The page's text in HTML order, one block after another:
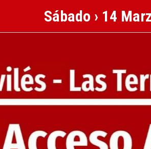
Sábado › 14